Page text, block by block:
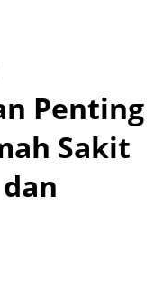
Penting
Sakit